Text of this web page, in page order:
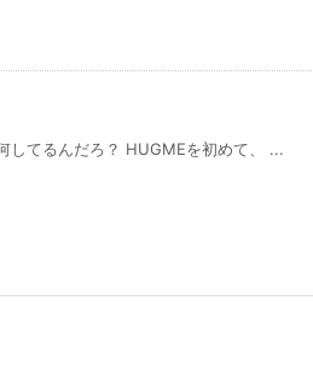
してるんだろ？ HUGMEを初めて、 ...